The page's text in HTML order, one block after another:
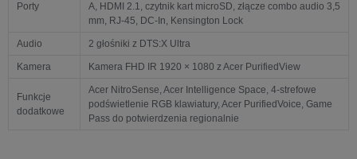
Porty
A, HDMI 2.1, czytnik kart microSD, złącze combo audio 3,5
mm, RJ-45, DC-In, Kensington Lock
Audio 2 głośniki z DTS:X Ultra
Kamera Kamera FHD IR 1920 × 1080 z Acer PurifiedView
Funkcje
dodatkowe
Acer NitroSense, Acer Intelligence Space, 4-strefowe
podświetlenie RGB klawiatury, Acer PurifiedVoice, Game
Pass do potwierdzenia regionalnie